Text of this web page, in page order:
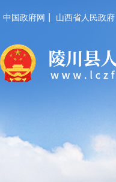
中国政府网 山西省人民政府